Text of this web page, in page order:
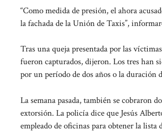
“Como medida de presión, el ahora
la fachada de la Unión de Taxis”,
Tras una queja presentada por las
fueron capturados, dijeron. Los tres han
por un período de dos años o la duración
La semana pasada, también se cobraron
extorsión. La policía dice que Jesús
empleado de oficinas para obtener la lista